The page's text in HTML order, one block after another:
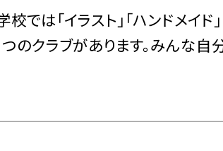
は「イラスト」「ハンドメイド」
７つのクラブがあります。みん